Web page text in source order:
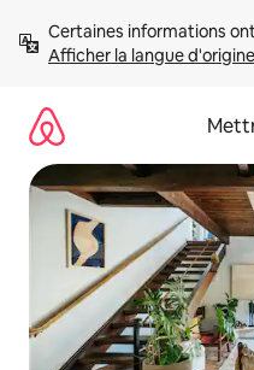
directement
Afficher la langue d'origine